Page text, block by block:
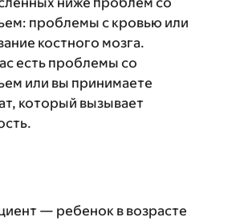
проблемы с кровью или
костного мозга.
есть проблемы со
или вы принимаете
который вызывает
— ребенок в возрасте